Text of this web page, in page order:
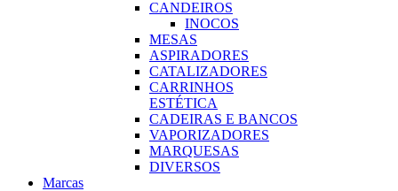
CANDEIROS
INOCOS
MESAS
ASPIRADORES
CATALIZADORES
CARRINHOS
ESTÉTICA
CADEIRAS E BANCOS
VAPORIZADORES
MARQUESAS
DIVERSOS
Marcas